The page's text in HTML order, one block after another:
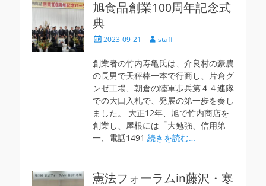
旭食品創業100周年記念式
典
投
日
2023-09-21
投
者
staff
創業者の竹内寿亀氏は、介良村の豪農
の長男で天秤棒一本で行商し、片倉グ
ンゼ工場、朝倉の陸軍歩兵第４４連隊
での大口入札で、発展の第一歩を奏し
ました。 大正12年、旭で竹内商店を
創業し、屋根には「大勉強、信用第
一、電話1491 続きを読む…
憲法フォーラムin藤沢・寒